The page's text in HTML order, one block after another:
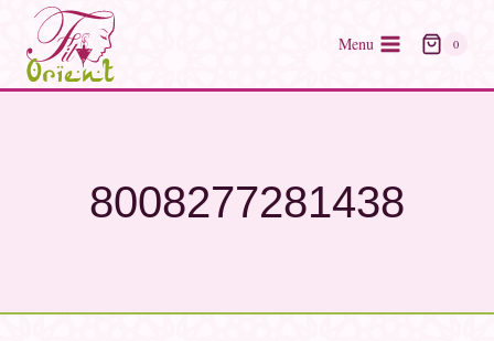
Skip
content
Menu 0
‎8008277281438